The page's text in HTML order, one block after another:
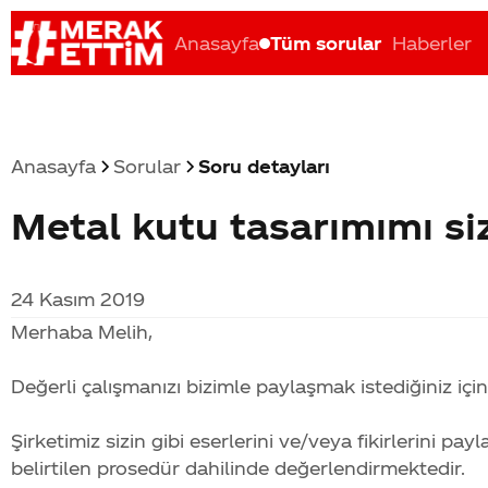
Anasayfa Tüm sorular Haberler
Coca-Cola nerenin malı? Coca cola İsrail malı mı Yani ...
Anasayfa Sorular Soru detayları
Metal kutu tasarımımı
24 Kasım 2019
Merhaba Melih,
Değerli çalışmanızı bizimle paylaşmak istediğiniz
Şirketimiz sizin gibi eserlerini ve/veya fikirlerini
belirtilen prosedür dahilinde değerlendirmektedir.